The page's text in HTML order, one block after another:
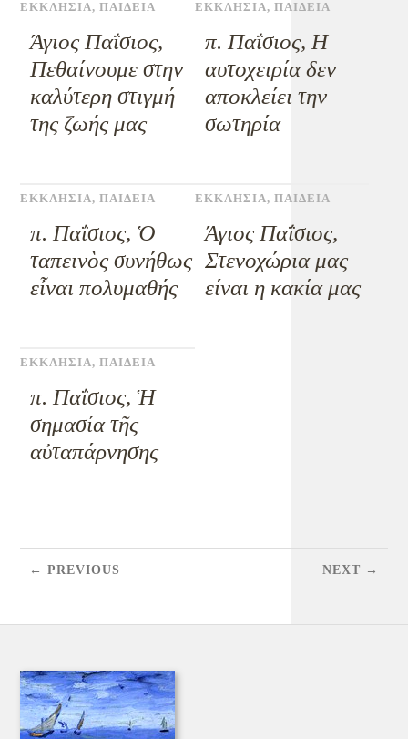
ΕΚΚΛΗΣΙΑ,ΠΑΙΔΕΙΑ
Άγιος Παΐσιος,
Πεθαίνουμε στην
καλύτερη στιγμή
της ζωής μας
ΕΚΚΛΗΣΙΑ, ΠΑΙΔΕΙΑ
π. Παΐσιος, Η
αυτοχειρία δεν
αποκλείει την
σωτηρία
ΕΚΚΛΗΣΙΑ,ΠΑΙΔΕΙΑ
π. Παΐσιος, Ὁ
ταπεινὸς συνήθως
εἶναι πολυμαθής
ΕΚΚΛΗΣΙΑ, ΠΑΙΔΕΙΑ
Άγιος Παΐσιος,
Στενοχώρια μας
είναι η κακία μας
ΕΚΚΛΗΣΙΑ,ΠΑΙΔΕΙΑ
π. Παΐσιος, Ἡ
σημασία τῆς
αὐταπάρνησης
← PREVIOUS NEXT →